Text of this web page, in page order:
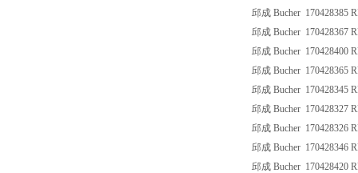
邱成 Bucher 170428385
邱成 Bucher 170428367
邱成 Bucher 170428400
邱成 Bucher 170428365
邱成 Bucher 170428345
邱成 Bucher 170428327
邱成 Bucher 170428326
邱成 Bucher 170428346
邱成 Bucher 170428420